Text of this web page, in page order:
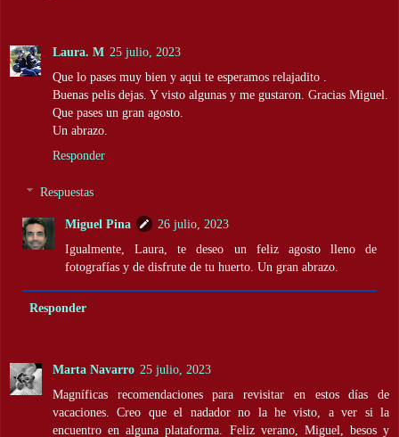
Laura. M 25 julio, 2023
Que lo pases muy bien y aqui te esperamos relajadito .
Buenas pelis dejas. Y visto algunas y me gustaron. Gracias Miguel.
Que pases un gran agosto.
Un abrazo.
Responder
Respuestas
Miguel Pina
26 julio, 2023
Igualmente, Laura, te deseo un feliz agosto lleno de
fotografías y de disfrute de tu huerto. Un gran abrazo.
Responder
Marta Navarro 25 julio, 2023
Magníficas recomendaciones para revisitar en estos días de
vacaciones. Creo que el nadador no la he visto, a ver si la
encuentro en alguna plataforma. Feliz verano, Miguel, besos y